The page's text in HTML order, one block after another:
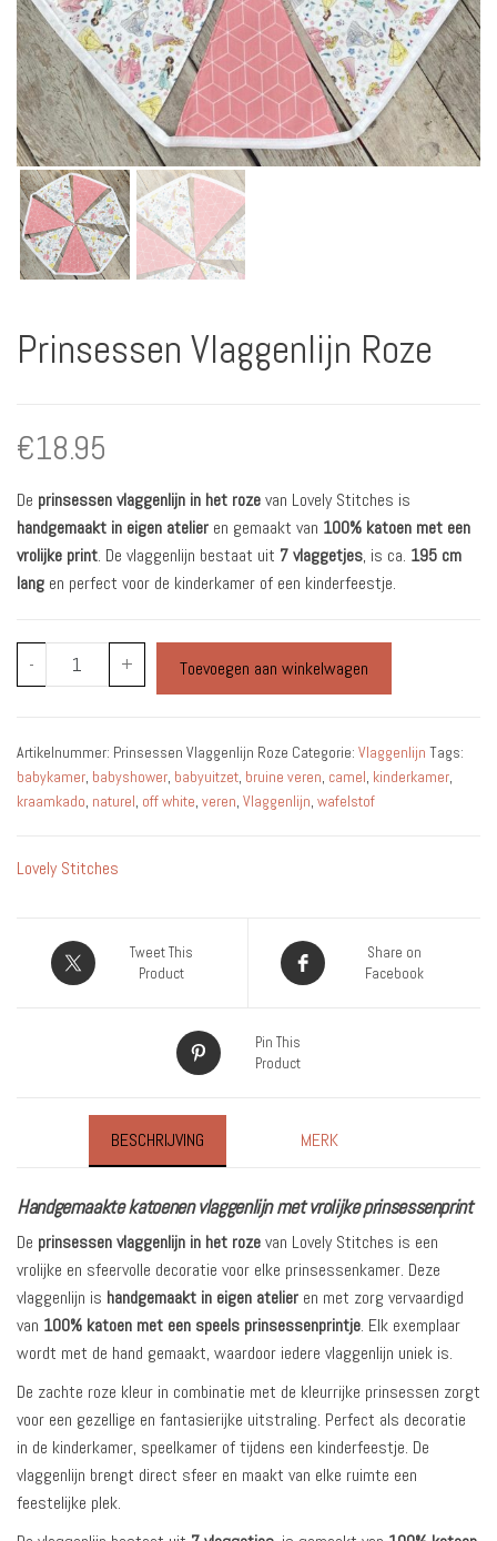
Prinsessen Vlaggenlijn Roze
€18.95
De prinsessen vlaggenlijn in het rozevan Lovely Stitches is
handgemaakt in eigen atelier en gemaakt van 100% katoen met een
vrolijke print. De vlaggenlijn bestaat uit 7 vlaggetjes, is ca. 195 cm
lang en perfect voor de kinderkamer of een kinderfeestje.
-
Prinsessen
Vlaggenlijn
+ Toevoegen aan winkelwagen
Artikelnummer: Prinsessen Vlaggenlijn Roze Categorie: Vlaggenlijn Tags:
babykamer babyshower babyuitzet bruine veren camel kinderkamer
kraamkado naturel off white veren Vlaggenlijn wafelstof
Lovely Stitches
Tweet This
Product
Share on
Facebook
Pin This
Product
BESCHRIJVING MERK
Handgemaakte katoenen vlaggenlijn met vrolijke prinsessenprint
De prinsessen vlaggenlijn in het rozevan Lovely Stitches is een
vrolijke en sfeervolle decoratie voor elke prinsessenkamer. Deze
vlaggenlijn is handgemaakt in eigen atelier en met zorg vervaardigd
van 100% katoen met een speels prinsessenprintje. Elk exemplaar
wordt met de hand gemaakt, waardoor iedere vlaggenlijn uniek is.
De zachte roze kleur in combinatie met de kleurrijke prinsessen zorgt
voor een gezellige en fantasierijke uitstraling. Perfect als decoratie
in de kinderkamer, speelkamer of tijdens een kinderfeestje. De
vlaggenlijn brengt direct sfeer en maakt van elke ruimte een
feestelijke plek.